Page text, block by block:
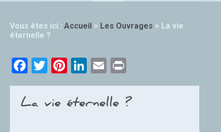
Vous êtes ici : Accueil > Les Ouvrages > La vie
éternelle ?
Facebook
TwitterPinterest
LinkedIn
Email
La vie éternelle ?